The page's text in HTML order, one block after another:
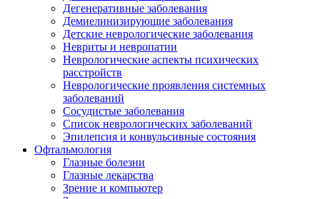
Дегенеративные заболевания
Демиелинизирующие заболевания
Детские неврологические заболевания
Невриты и невропатии
Неврологические аспекты психических
расстройств
Неврологические проявления системных
заболеваний
Сосудистые заболевания
Список неврологических заболеваний
Эпилепсия и конвульсивные состояния
Офтальмология
Глазные болезни
Глазные лекарства
Зрение и компьютер